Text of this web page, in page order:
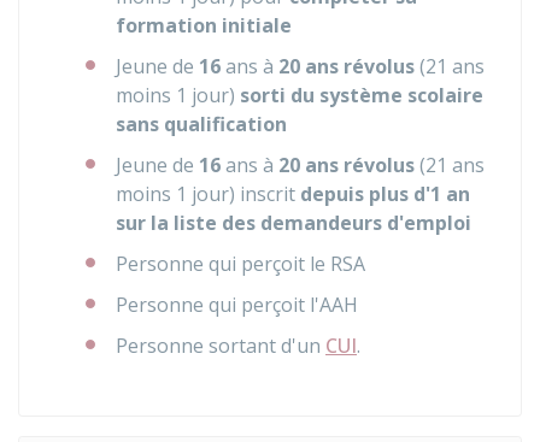
formation initiale
Jeune de 16ans à 20 ans révolus(21 ans
moins 1 jour) sorti du système scolaire
sans qualification
Jeune de 16ans à 20 ans révolus(21 ans
moins 1 jour) inscrit depuis plus d'1 an
sur la liste des demandeurs d'emploi
Personne qui perçoit le RSA
Personne qui perçoit l'AAH
Personne sortant d'un CUI.